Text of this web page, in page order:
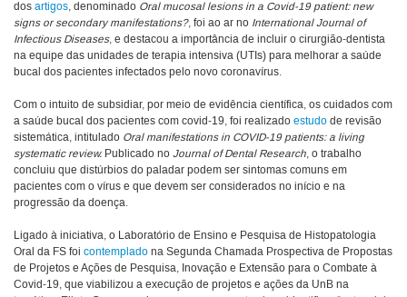
dos artigos, denominado Oral mucosal lesions in a Covid-19 patient: new
signs or secondary manifestations?, foi ao ar no International Journal of
Infectious Diseases, e destacou a importância de incluir o cirurgião-dentista
na equipe das unidades de terapia intensiva (UTIs) para melhorar a saúde
bucal dos pacientes infectados pelo novo coronavírus.
Com o intuito de subsidiar, por meio de evidência científica, os cuidados com
a saúde bucal dos pacientes com covid-19, foi realizado estudo de revisão
sistemática, intitulado Oral manifestations in COVID-19 patients: a living
systematic review. Publicado no Journal of Dental Research, o trabalho
concluiu que distúrbios do paladar podem ser sintomas comuns em
pacientes com o vírus e que devem ser considerados no início e na
progressão da doença.
Ligado à iniciativa, o Laboratório de Ensino e Pesquisa de Histopatologia
Oral da FS foi contemplado na Segunda Chamada Prospectiva de Propostas
de Projetos e Ações de Pesquisa, Inovação e Extensão para o Combate à
Covid-19, que viabilizou a execução de projetos e ações da UnB na